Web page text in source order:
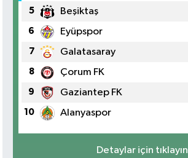
5 Beşiktaş
6 Eyüpspor
7 Galatasaray
8 Çorum FK
9 Gaziantep FK
10 Alanyaspor
Detaylar için tıklayın